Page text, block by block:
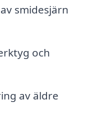
smidesjärn
och
av äldre